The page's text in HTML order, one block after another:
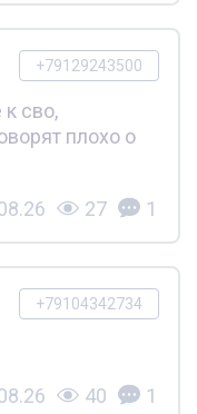
+79129243500
сво,
плохо о
27 1
+79104342734
40 1